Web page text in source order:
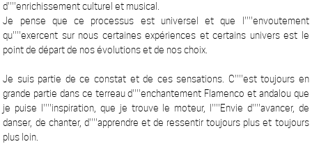
d''''enrichissement culturel et musical.
Je pense que ce processus est universel et que l''''envoutement
qu''''exercent sur nous certaines expériences et certains univers est le
point de départ de nos évolutions et de nos choix.
Je suis partie de ce constat et de ces sensations. C''''est toujours en
grande partie dans ce terreau d''''enchantement Flamenco et andalou que
je puise l''''inspiration, que je trouve le moteur, l''''Envie d''''avancer, de
danser, de chanter, d''''apprendre et de ressentir toujours plus et toujours
plus loin.